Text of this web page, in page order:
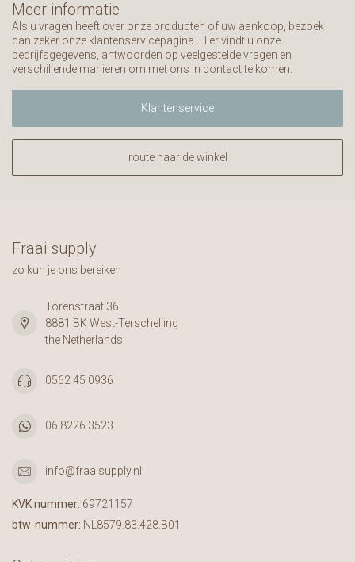
Meer informatie
Als u vragen heeft over onze producten of uw aankoop, bezoek
dan zeker onze klantenservicepagina. Hier vindt u onze
bedrijfsgegevens, antwoorden op veelgestelde vragen en
verschillende manieren om met ons in contact te komen.
Klantenservice
route naar de winkel
Fraai supply
zo kun je ons bereiken
Torenstraat 36
8881 BK West-Terschelling
the Netherlands
0562 45 0936
06 8226 3523
info@fraaisupply.nl
KVK nummer: 69721157
btw-nummer: NL8579.83.428.B01